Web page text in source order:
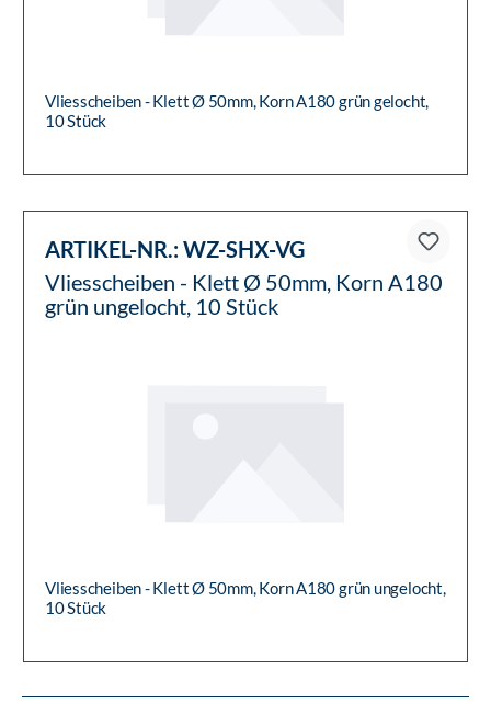
Vliesscheiben - Klett Ø 50mm, Korn A180 grün gelocht,
10 Stück
ARTIKEL-NR.:WZ-SHX-VG
Vliesscheiben - Klett Ø 50mm, Korn A180
grün ungelocht, 10 Stück
Vliesscheiben - Klett Ø 50mm, Korn A180 grün ungelocht,
10 Stück